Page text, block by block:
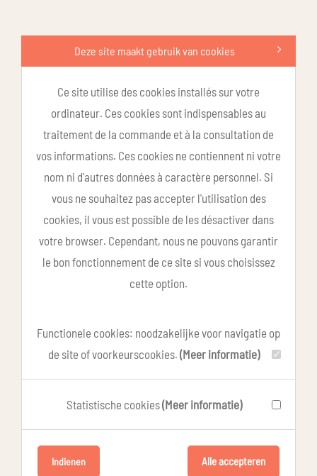
Deze site maakt gebruik van cookies
Ce site utilise des cookies installés sur votre
ordinateur. Ces cookies sont indispensables au
traitement de la commande et à la consultation de
vos informations. Ces cookies ne contiennent ni votre
nom ni d'autres données à caractère personnel. Si
vous ne souhaitez pas accepter l'utilisation des
cookies, il vous est possible de les désactiver dans
votre browser. Cependant, nous ne pouvons garantir
le bon fonctionnement de ce site si vous choisissez
cette option.
Functionele cookies: noodzakelijke voor navigatie op
de site of voorkeurscookies. (Meer informatie)
Statistische cookies(Meer informatie)
Indienen Alle accepteren